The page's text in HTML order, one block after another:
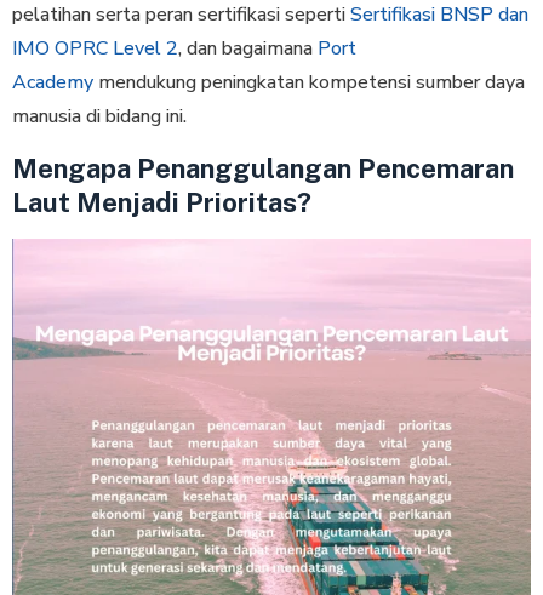
pelatihan serta peran sertifikasi sepertiSertifikasi BNSP dan
IMO OPRC Level 2, dan bagaimana Port
Academy mendukung peningkatan kompetensi sumber daya
manusia di bidang ini.
Mengapa Penanggulangan Pencemaran
Laut Menjadi Prioritas?